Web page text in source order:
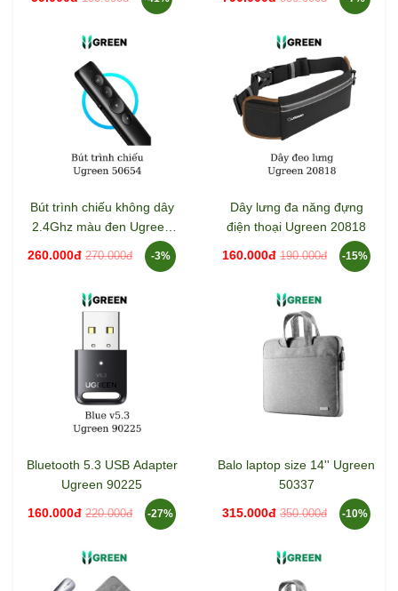
Bút trình chiếu không dây
2.4Ghz màu đen Ugreen
260.000đ 270.000đ -3%
Dây lưng đa năng đựng
điện thoại Ugreen 20818
160.000đ 190.000đ -15%
Bluetooth 5.3 USB Adapter
Ugreen 90225
160.000đ 220.000đ -27%
Balo laptop size 14'' Ugreen
50337
315.000đ 350.000đ -10%